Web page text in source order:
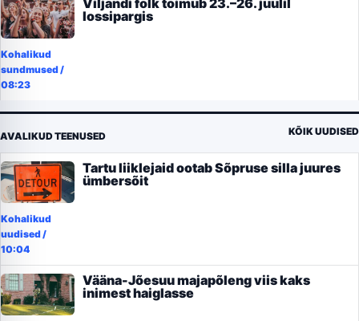
Viljandi folk toimub 23.–26. juulil
lossipargis
Kohalikud
sundmused/
08:23
AVALIKUD TEENUSED KÕIK UUDISED
Tartu liiklejaid ootab Sõpruse silla juures
ümbersõit
Kohalikud
uudised/
10:04
Vääna-Jõesuu majapõleng viis kaks
inimest haiglasse